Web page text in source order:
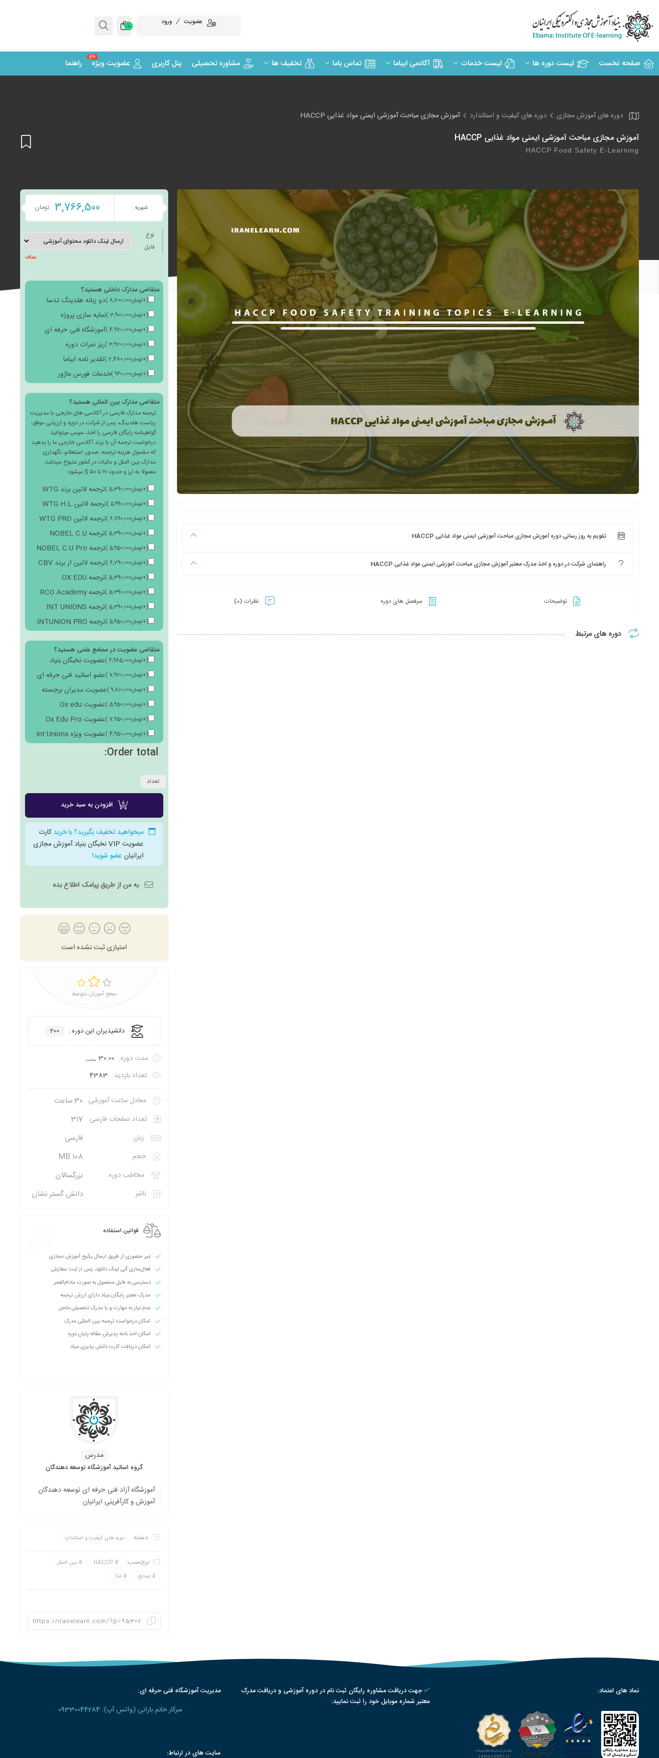
عضویت ورود 0
صفحه نخست لیست دوره ها لیست خدمات آکادمی ایباما تماس باما تخفیف ها مشاوره تحصیلی پنل کاربری عضویت ویژه
داغ
راهنما
دوره های آموزش مجازی دوره های کیفیت و استاندارد آموزش مجازی مباحث آموزشی ایمنی مواد غذایی HACCP
آموزش مجازی مباحث آموزشی ایمنی مواد غذایی HACCP
HACCP Food Safety E-Learning
به
ها
تقویم به روز رسانی دوره آموزش مجازی مباحث آموزشی ایمنی مواد غذایی HACCP
راهنمای شرکت در دوره و اخذ مدرک معتبر آموزش مجازی مباحث آموزشی ایمنی مواد غذایی HACCP
توضیحات سرفصل های دوره نظرات (0)
دوره های مرتبط
شهریه : 3,766,500 تومان
نوع
فایل
صاف
متقاضی مدارک داخلی هستید؟
دو زبانه هلدینگ تدسا (
+
8,200,000تومان )
نمایه سازی پروژه (
+
3,900,000تومان )
آموزشگاه فنی حرفه ای (
+
4,970,000تومان )
ریز نمرات دوره (
+
3,920,000تومان )
تقدیر نامه ایباما (
+
2,480,000تومان )
خدمات فورس ماژور (
+
960,000تومان )
متقاضی مدارک بین المللی هستید؟
ترجمه مدارک فارسی در آکادمی های خارجی با مدیریت
ریاست هلدینگ، پس از شرکت در دوره و ارزیابی موفق،
گواهینامه رایگان فارسی را اخذ، سپس میتوانید
درخواست ترجمه آن با برند آکادمی خارجی ما را بدهید
که مشمول هزینه ترجمه، صدور، استعلام، نگهداری
مدارک بین الملل و مالیات در کشور متبوع میباشد،
معمولا به ارز و حدود ۲۰ تا ۵۰ $ میشود.
ترجمه لاتین برند WTG (
+
5,390,000تومان )
ترجمه لاتین WTG H.L (
+
5,990,000تومان )
ترجمه لاتین WTG PRO (
+
6,890,000تومان )
ترجمه NOBEL C.U (
+
5,390,000تومان )
ترجمه NOBEL C.U Pro (
+
5,950,000تومان )
ترجمه لاتین از برند CBV (
+
6,290,000تومان )
ترجمه OX EDU (
+
5,390,000تومان )
ترجمه RCO Academy (
+
5,390,000تومان )
ترجمه INT UNIONS (
+
5,390,000تومان )
ترجمه INTUNION PRO (
+
5,950,000تومان )
متقاضی عضویت در مجامع علمی هستید؟
عضویت نخبگان بنیاد (
+
6,985,000تومان )
عضو اساتید فنی حرفه ای (
+
7,920,000تومان )
عضویت مدیران برجسته (
+
9,810,000تومان )
عضویت Ox edu (
+
5,950,000تومان )
عضویت Ox Edu Pro (
+
7,950,000تومان )
عضویت ویژه Int Unions (
+
4,950,000تومان )
Order total:
تعداد
افزودن به سبد خرید
میخواهید تخفیف بگیرید؟ با خرید کارت
عضویت VIP نخبگان بنیاد آموزش مجازی
ایرانیان عضو شوید!
به من از طریق پیامک اطلاع بده
امتیازی ثبت نشده است
سطح آموزش متوسط
دانشپذیران این دوره : 200
مدت دوره: 30:00 ساعت
تعداد بازدید: 4383
معادل ساعت آموزشی 30 ساعت
تعداد صفحات فارسی 317
زبان فارسی
حجم 108 MB
مخاطب دوره بزرگسالان
ناشر دانش گستر نشان
قوانین استفاده
غیر حضوری از طریق ارسال پکیج آموزش مجازی
فعال‌سازی آنی لینک دانلود، پس از ثبت سفارش
دسترسی به فایل محصول به صورت مادام‌العمر
مدرک معتبر رایگان بنیاد دارای ارزش ترجمه
عدم نیاز به مهارت و یا مدرک تحصیلی خاص
امکان درخواست ترجمه بین المللی مدرک
امکان اخذ نامه پذیرش مقاله پایان دوره
امکان دریافت کارت دانش پذیری بنیاد
مدرس
گروه اساتید آموزشگاه توسعه دهندگان
آموزشگاه آزاد فنی حرفه ای توسعه دهندگان
آموزش و کارآفرینی ایرانیان
دسته: دوره های کیفیت و استاندارد
برچسب: HACCP
بین الملل
صنایع
غذا
نماد های اعتماد:
✅ جهت دریافت مشاوره رایگان ثبت نام در دوره آموزشی و دریافت مدرک
معتبر شماره موبایل خود را ثبت نمایید:
مدیریت آموزشگاه فنی حرفه ای:
سرکار خانم بارانی (واتس آپ): 09330044284
سایت های در ارتباط: